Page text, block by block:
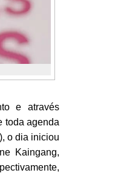
e através
toda agenda
o dia iniciou
Kaingang,